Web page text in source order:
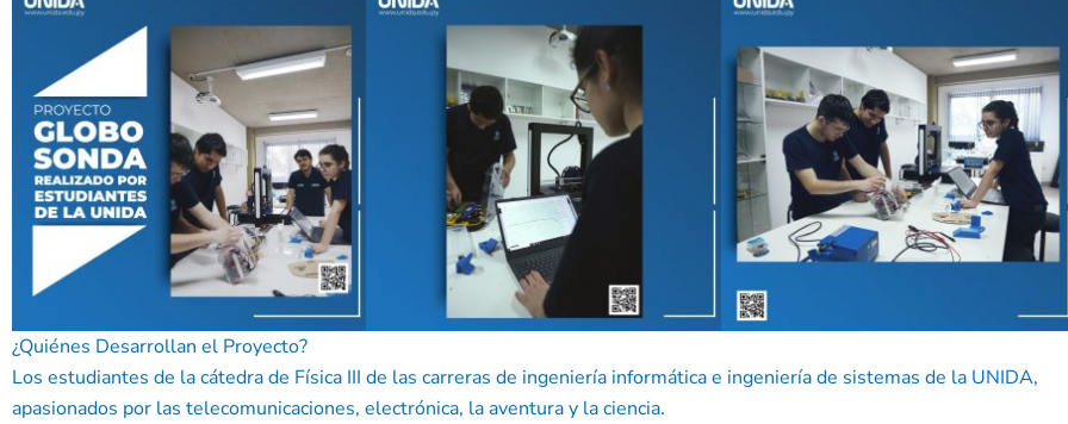
¿Quiénes Desarrollan el Proyecto?
Los estudiantes de la cátedra de Física III de las carreras de ingeniería informática e ingeniería de sistemas de la UNIDA,
apasionados por las telecomunicaciones, electrónica, la aventura y la ciencia.